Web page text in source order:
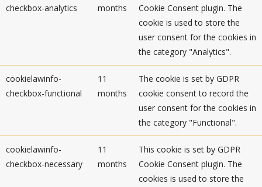
checkbox-analytics
months
Cookie Consent plugin. The
cookie is used to store the
user consent for the cookies in
the category "Analytics".
cookielawinfo-
checkbox-functional
11
months
The cookie is set by GDPR
cookie consent to record the
user consent for the cookies in
the category "Functional".
cookielawinfo-
checkbox-necessary
11
months
This cookie is set by GDPR
Cookie Consent plugin. The
cookies is used to store the